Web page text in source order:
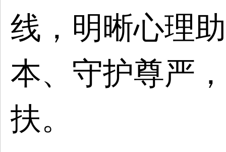
线，明晰心理
本、守护尊严
扶。